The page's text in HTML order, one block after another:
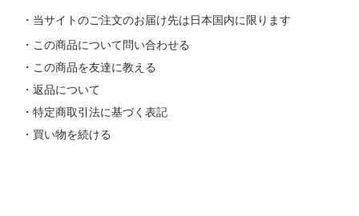
・当サイトのご注文のお届け先は日本国内に限ります
・この商品について問い合わせる
・この商品を友達に教える
・返品について
・特定商取引法に基づく表記
・買い物を続ける